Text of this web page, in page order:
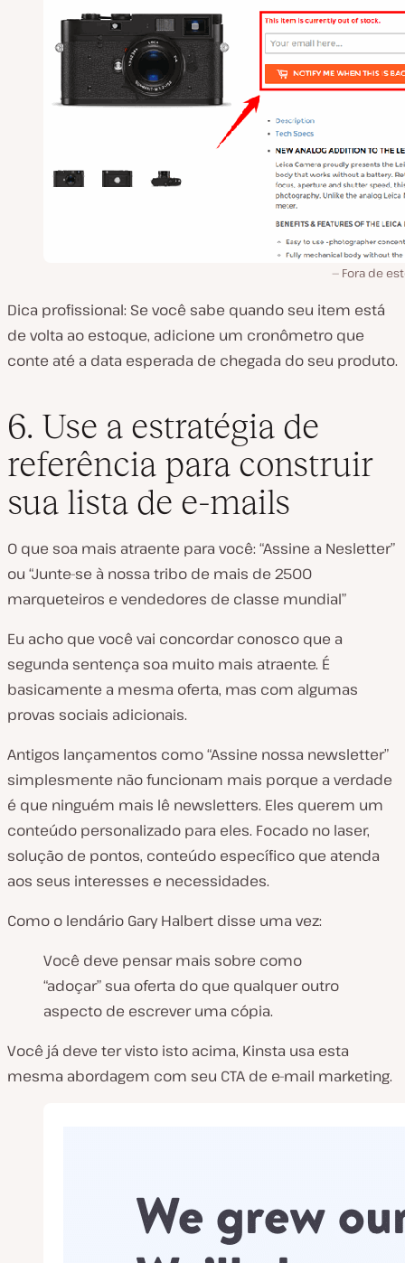
Fora de
Dica profissional: Se você sabe quando seu item está
de volta ao estoque, adicione um cronômetro que
conte até a data esperada de chegada do seu produto.
6. Use a estratégia de
referência para construir
sua lista de e-mails
O que soa mais atraente para você: “Assine a Nesletter”
ou “Junte-se à nossa tribo de mais de 2500
marqueteiros e vendedores de classe mundial”
Eu acho que você vai concordar conosco que a
segunda sentença soa muito mais atraente. É
basicamente a mesma oferta, mas com algumas
provas sociais adicionais.
Antigos lançamentos como “Assine nossa newsletter”
simplesmente não funcionam mais porque a verdade
é que ninguém mais lê newsletters. Eles querem um
conteúdo personalizado para eles. Focado no laser,
solução de pontos, conteúdo específico que atenda
aos seus interesses e necessidades.
Como o lendário Gary Halbert disse uma vez:
Você deve pensar mais sobre como
“adoçar” sua oferta do que qualquer outro
aspecto de escrever uma cópia.
Você já deve ter visto isto acima, Kinsta usa esta
mesma abordagem com seu CTA de e-mail marketing.